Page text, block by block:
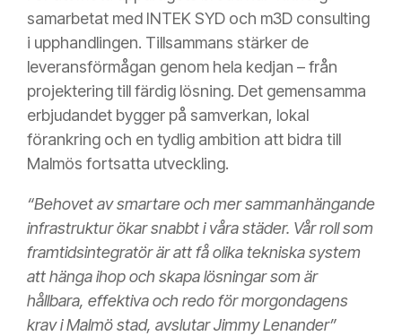
samarbetat med INTEK SYD och m3D consulting
i upphandlingen. Tillsammans stärker de
leveransförmågan genom hela kedjan – från
projektering till färdig lösning. Det gemensamma
erbjudandet bygger på samverkan, lokal
förankring och en tydlig ambition att bidra till
Malmös fortsatta utveckling.
“Behovet av smartare och mer sammanhängande
infrastruktur ökar snabbt i våra städer. Vår roll som
framtidsintegratör är att få olika tekniska system
att hänga ihop och skapa lösningar som är
hållbara, effektiva och redo för morgondagens
krav i Malmö stad, avslutar Jimmy Lenander”